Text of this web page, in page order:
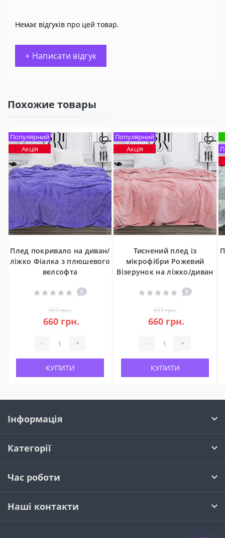
Немає відгуків про цей товар.
+ Написати відгук
Похожие товары
Популярний
Акція
Плед покривало на диван/
ліжко Фіалка з плюшевого
велсофта
0
957 грн.
660 грн.
- +
КУПИТИ
Популярний
Акція
Тиснений плед із
мікрофібри Рожевий
Візерунок на ліжко/диван
0
957 грн.
660 грн.
- +
КУПИТИ
Інформація
Категорії
Час роботи
Наші контакти